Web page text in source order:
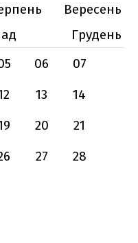
Вересень
Грудень
06
07
13
14
20
21
27
28